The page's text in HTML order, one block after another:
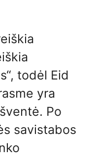
todėl Eid
yra
Po
savistabos